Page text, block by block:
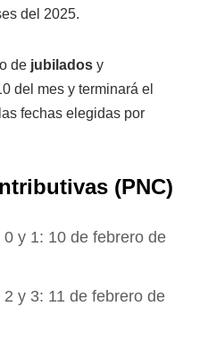
del 2025.
de jubilados y
del mes y terminará el
fechas elegidas por
(PNC)
y 1: 10 de febrero de
y 3: 11 de febrero de